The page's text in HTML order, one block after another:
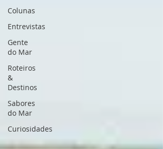
Colunas
Entrevistas
Gente
do Mar
Roteiros
&
Destinos
Sabores
do Mar
Curiosidades